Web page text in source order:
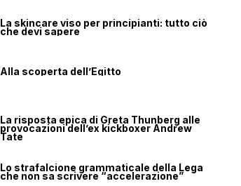
La skincare viso per principianti: tutto ciò
che devi sapere
Alla scoperta dell’Egitto
La risposta epica di Greta Thunberg alle
provocazioni dell’ex kickboxer Andrew
Tate
Lo strafalcione grammaticale della Lega
che non sa scrivere “accelerazione”